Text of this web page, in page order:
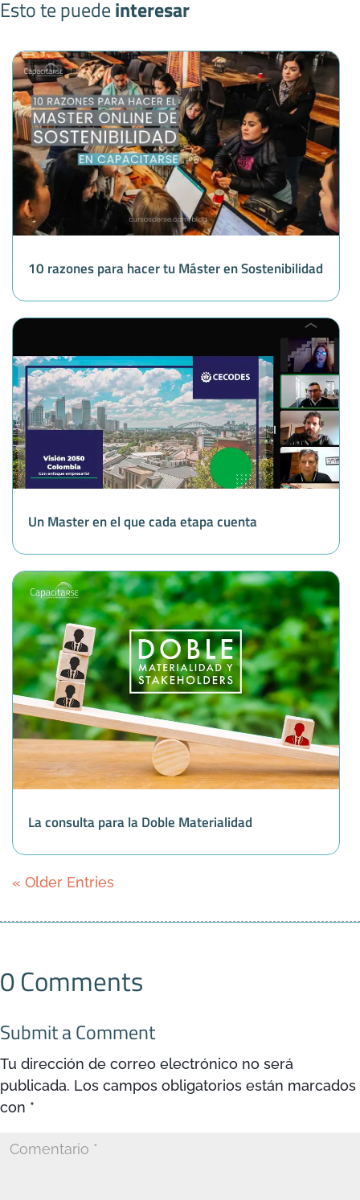
Esto te puedeinteresar
10 razones para hacer tu Máster en Sostenibilidad
Un Master en el que cada etapa cuenta
La consulta para la Doble Materialidad
« Older Entries
0 Comments
Submit a Comment
Tu dirección de correo electrónico no será
publicada. Los campos obligatorios están marcados
con *